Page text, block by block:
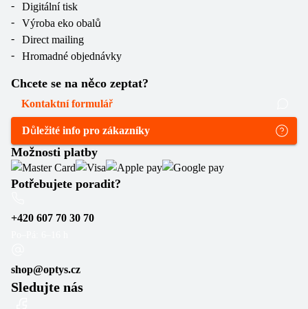
Digitální tisk
Výroba eko obalů
Direct mailing
Hromadné objednávky
Chcete se na něco zeptat?
Kontaktní formulář
Důležité info pro zákazníky
Možnosti platby
Potřebujete poradit?
+420 607 70 30 70
shop@optys.cz
Sledujte nás